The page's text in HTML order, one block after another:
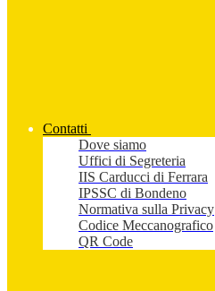
Contatti
Dove siamo
Uffici di Segreteria
IIS Carducci di Ferrara
IPSSC di Bondeno
Normativa sulla Privacy
Codice Meccanografico
QR Code